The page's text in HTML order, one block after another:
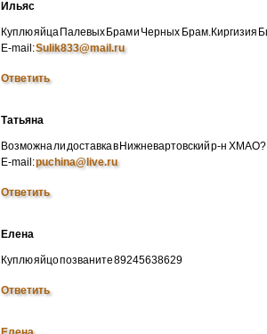
Ильяс
Куплю яйца Палевых Брам и Черных Брам.Киргизия
E-mail:Sulik833@mail.ru
Ответить
Татьяна
Возможна ли доставка в Нижневартовский р-н ХМАО?
E-mail:puchina@live.ru
Ответить
Елена
Куплю яйцо позваните 89245638629
Ответить